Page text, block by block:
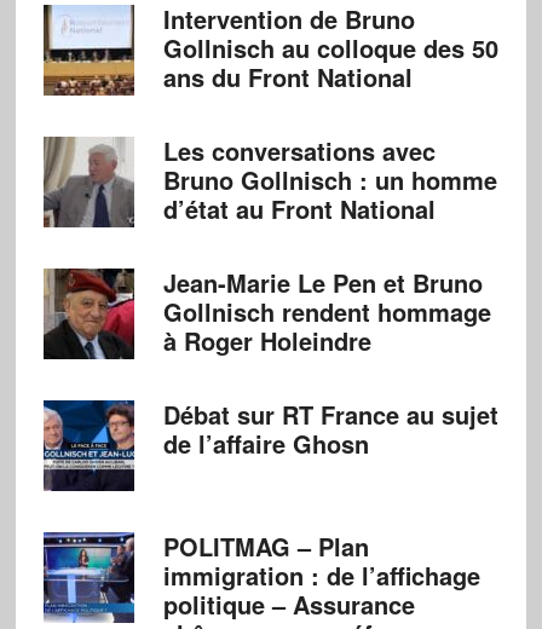
Intervention de Bruno
Gollnisch au colloque des 50
ans du Front National
Les conversations avec
Bruno Gollnisch : un homme
d’état au Front National
Jean-Marie Le Pen et Bruno
Gollnisch rendent hommage
à Roger Holeindre
Débat sur RT France au sujet
de l’affaire Ghosn
POLITMAG – Plan
immigration : de l’affichage
politique – Assurance